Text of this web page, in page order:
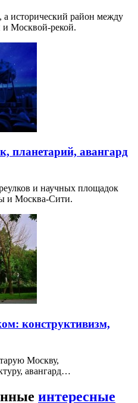
исторический район между
Москвой-рекой.
планетарий, авангард
и научных площадок
и Москва-Сити.
конструктивизм,
Москву,
авангард…
интересные